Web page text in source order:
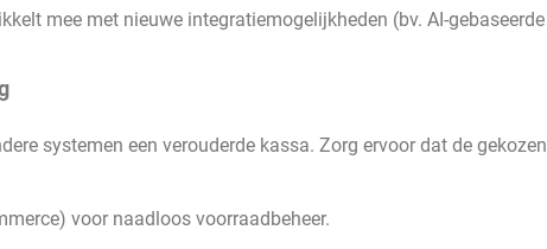
mee met nieuwe integratiemogelijkheden (bv. AI-gebaseerde
systemen een verouderde kassa. Zorg ervoor dat de gekozen
voor naadloos voorraadbeheer.